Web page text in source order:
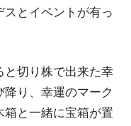
とイベントが有っ
と切り株で出来た幸
り、幸運のマーク
箱と一緒に宝箱が置